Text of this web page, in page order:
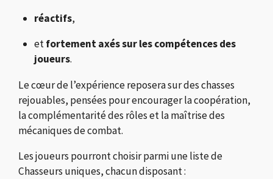
réactifs,
etfortement axés sur les compétences des
joueurs.
Le cœur de l’expérience reposera sur des chasses
rejouables, pensées pour encourager la coopération,
la complémentarité des rôles et la maîtrise des
mécaniques de combat.
Les joueurs pourront choisir parmi une liste de
Chasseurs uniques, chacun disposant :